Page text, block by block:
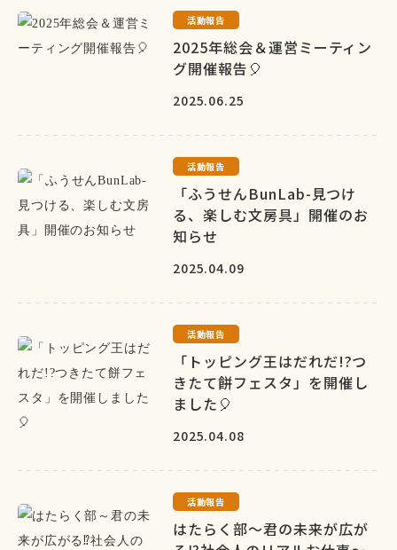
活動報告
2025年総会＆運営ミーティン
グ開催報告🎈
2025.06.25
活動報告
「ふうせんBunLab-見つけ
る、楽しむ文房具」開催のお
知らせ
2025.04.09
活動報告
「トッピング王はだれだ!?つ
きたて餅フェスタ」を開催し
ました🎈
2025.04.08
活動報告
はたらく部～君の未来が広が